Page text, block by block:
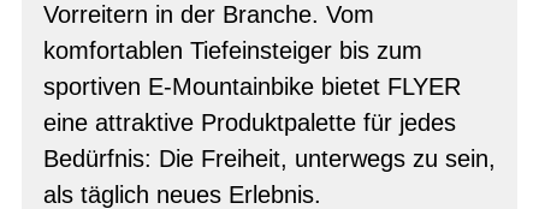
Vorreitern in der Branche. Vom
komfortablen Tiefeinsteiger bis zum
sportiven E-Mountainbike bietet FLYER
eine attraktive Produktpalette für jedes
Bedürfnis: Die Freiheit, unterwegs zu sein,
als täglich neues Erlebnis.